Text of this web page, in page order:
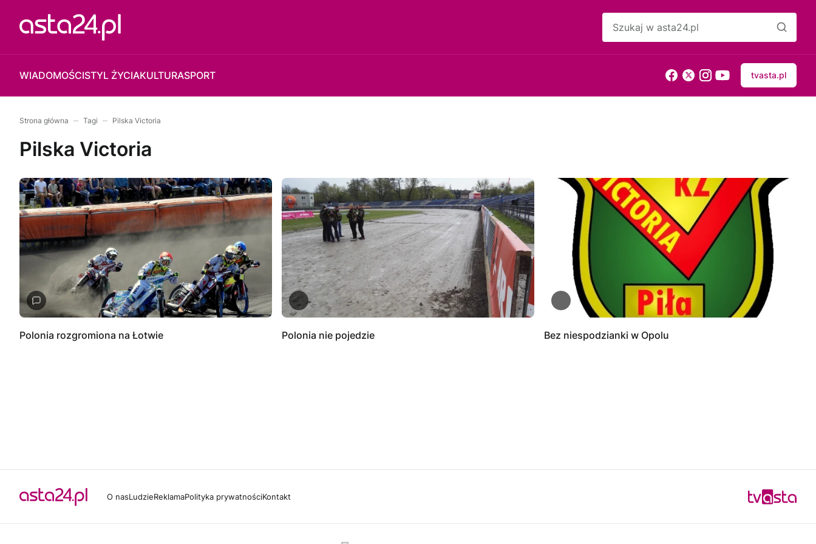
WIADOMOŚCISTYL ŻYCIAKULTURASPORT tvasta.pl
Strona główna Tagi Pilska Victoria
Pilska Victoria
Polonia rozgromiona na Łotwie Polonia nie pojedzie Bez niespodzianki w Opolu
O nasLudzieReklamaPolityka prywatnościKontakt